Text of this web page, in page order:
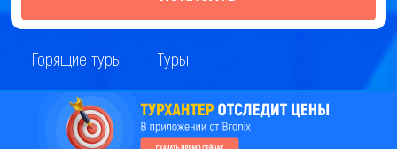
Горящие туры Туры